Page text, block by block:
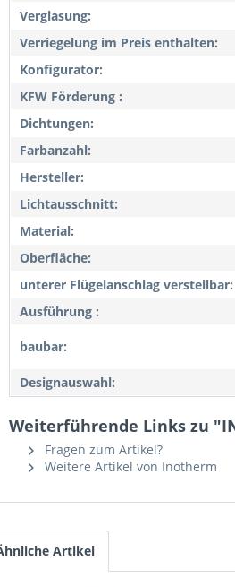
Verglasung:
Verriegelung im Preis enthalten:
Konfigurator:
KFW Förderung :
Dichtungen:
Farbanzahl:
Hersteller:
Lichtausschnitt:
Material:
Oberfläche:
unterer Flügelanschlag verstellbar:
Ausführung :
baubar:
Designauswahl:
Weiterführende Links zu
Fragen zum Artikel?
Weitere Artikel von Inotherm
Artikel